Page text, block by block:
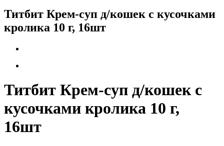
Титбит Крем-суп д/кошек с кусочками
кролика 10 г, 16шт
Титбит Крем-суп д/кошек с
кусочками кролика 10 г,
16шт